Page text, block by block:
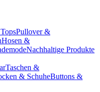
Pullover &
Hosen &
Nachhaltige Produkte
Taschen &
& SchuheButtons &